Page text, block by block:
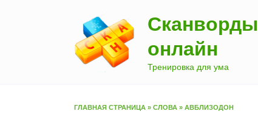
Сканворды
онлайн
Тренировка для ума
ГЛАВНАЯ СТРАНИЦА » СЛОВА » АВБЛИЗОДОН